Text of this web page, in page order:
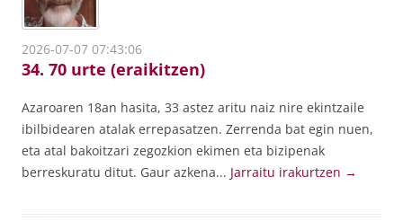
2026-07-07 07:43:06
34. 70 urte (eraikitzen)
Azaroaren 18an hasita, 33 astez aritu naiz nire ekintzaile
ibilbidearen atalak errepasatzen. Zerrenda bat egin nuen,
eta atal bakoitzari zegozkion ekimen eta bizipenak
berreskuratu ditut. Gaur azkena... Jarraitu irakurtzen →